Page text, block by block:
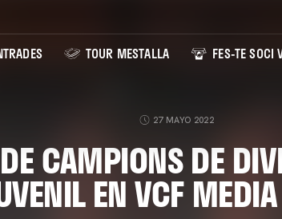
TOUR MESTALLA FES-TE SOCI
27 MAYO 2022
CAMPIONS DE
EN VCF